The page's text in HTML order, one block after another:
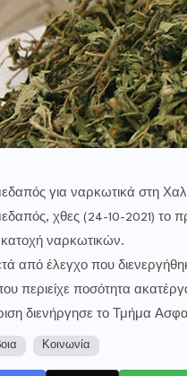
για ναρκωτικά στη
χθες (24-10-2021) το
κατοχή ναρκωτικών.
από έλεγχο που
περιείχε ποσότητα
διενήργησε το Τμήμα
Κοινωνία